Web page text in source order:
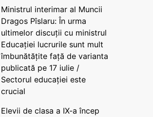
Ministrul interimar al Muncii
Dragos Pîslaru: În urma
ultimelor discuții cu ministrul
Educației lucrurile sunt mult
îmbunătățite față de varianta
publicată pe 17 iulie /
Sectorul educației este
crucial
Elevii de clasa a IX-a încep